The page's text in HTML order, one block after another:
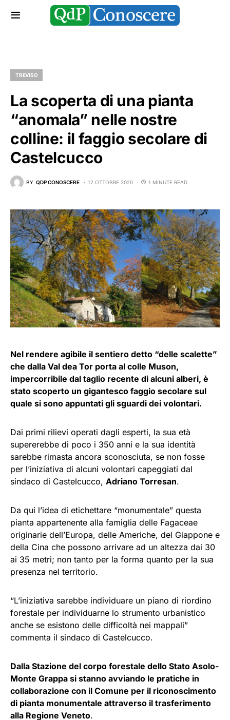
TREVISO
La scoperta di una pianta
“anomala” nelle nostre
colline: il faggio secolare di
Castelcucco
BY QDP CONOSCERE 12 OTTOBRE 2020 1 MINUTE READ
Nel rendere agibile il sentiero detto “delle scalette”
che dalla Val dea Tor porta al colle Muson,
impercorribile dal taglio recente di alcuni alberi, è
stato scoperto un gigantesco faggio secolare sul
quale si sono appuntati gli sguardi dei volontari.
Dai primi rilievi operati dagli esperti, la sua età
supererebbe di poco i 350 anni e la sua identità
sarebbe rimasta ancora sconosciuta, se non fosse
per l’iniziativa di alcuni volontari capeggiati dal
sindaco di Castelcucco, Adriano Torresan.
Da qui l’idea di etichettare “monumentale” questa
pianta appartenente alla famiglia delle Fagaceae
originarie dell’Europa, delle Americhe, del Giappone e
della Cina che possono arrivare ad un altezza dai 30
ai 35 metri; non tanto per la forma quanto per la sua
presenza nel territorio.
“L’iniziativa sarebbe individuare un piano di riordino
forestale per individuarne lo strumento urbanistico
anche se esistono delle difficoltà nei mappali”
commenta il sindaco di Castelcucco.
Dalla Stazione del corpo forestale dello Stato Asolo-
Monte Grappa si stanno avviando le pratiche in
collaborazione con il Comune per il riconoscimento
di pianta monumentale attraverso il trasferimento
alla Regione Veneto.